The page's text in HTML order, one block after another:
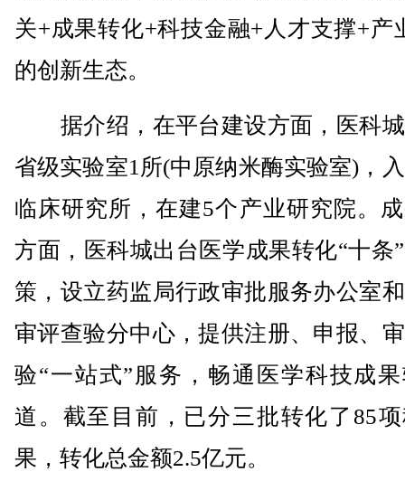
关+成果转化+科技金融+人才支撑+产
的创新生态。
据介绍，在平台建设方面，医科
省级实验室1所(中原纳米酶实验室)，
临床研究所，在建5个产业研究院。
方面，医科城出台医学成果转化“十条
策，设立药监局行政审批服务办公室
审评查验分中心，提供注册、申报、
验“一站式”服务，畅通医学科技成
道。截至目前，已分三批转化了85
果，转化总金额2.5亿元。